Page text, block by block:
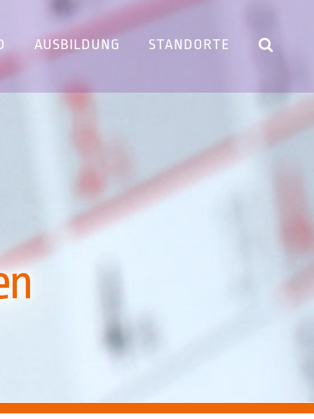
AUSBILDUNG STANDORTE